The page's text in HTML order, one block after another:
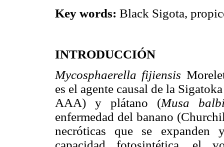
Key words: Black Sigota,
INTRODUCCIÓN
Mycosphaerella fijiensis
es el agente causal de la
AAA) y plátano (Musa
enfermedad del banano
necróticas que se expanden